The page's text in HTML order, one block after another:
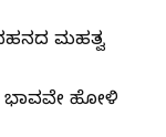
ಮಹತ್ವ
ಭಾವವೇ ಹೋಳಿ